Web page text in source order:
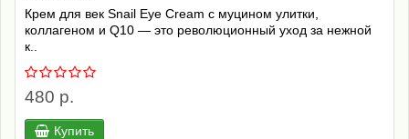
Крем для век Snail Eye Cream с муцином улитки,
коллагеном и Q10 — это революционный уход за нежной
к..
480 р.
Купить